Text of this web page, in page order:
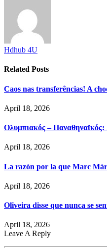
Hdhub 4U
Related Posts
Caos nas transferências! A
April 18, 2026
Ολυμπιακός –
April 18, 2026
La razón por la que Marc
April 18, 2026
Oliveira disse que nunca se
April 18, 2026
Leave A Reply